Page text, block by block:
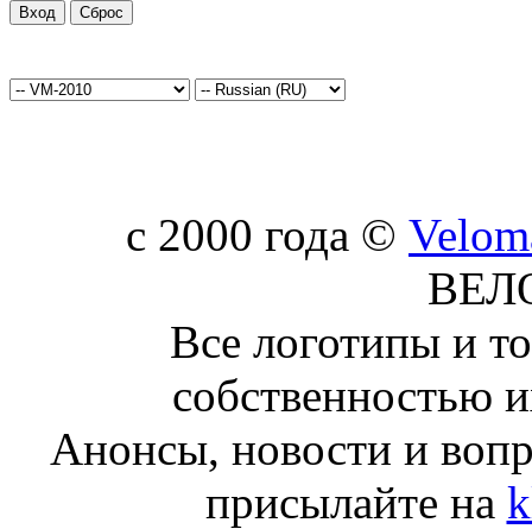
c 2000 года ©
Все логотипы и
собственностью
Анонсы, новости и
присылайте на